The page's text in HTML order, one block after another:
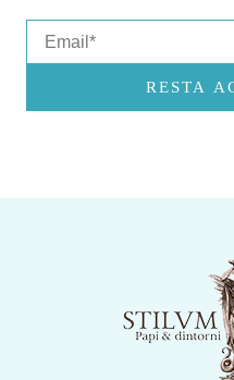
RESTA